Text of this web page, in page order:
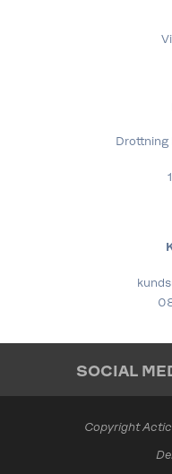
Drottning
SOCIAL
Copyright